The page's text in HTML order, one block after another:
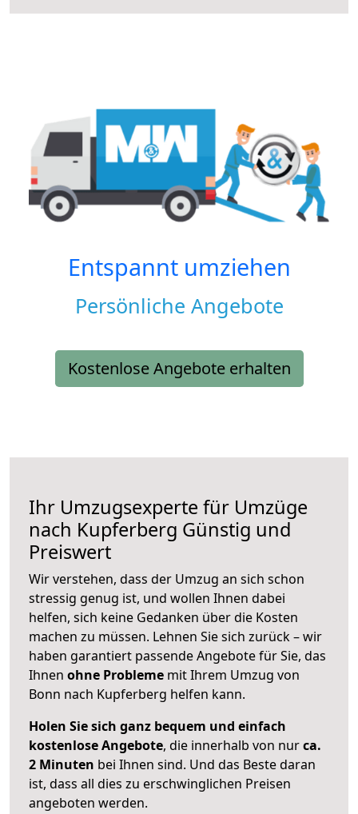
Entspannt umziehen
Persönliche Angebote
Kostenlose Angebote erhalten
Ihr Umzugsexperte für Umzüge
nach Kupferberg Günstig und
Preiswert
Wir verstehen, dass der Umzug an sich schon
stressig genug ist, und wollen Ihnen dabei
helfen, sich keine Gedanken über die Kosten
machen zu müssen. Lehnen Sie sich zurück – wir
haben garantiert passende Angebote für Sie, das
Ihnen ohne Probleme mit Ihrem Umzug von
Bonn nach Kupferberg helfen kann.
Holen Sie sich ganz bequem und einfach
kostenlose Angebote, die innerhalb von nurca.
2 Minuten bei Ihnen sind. Und das Beste daran
ist, dass all dies zu erschwinglichen Preisen
angeboten werden.